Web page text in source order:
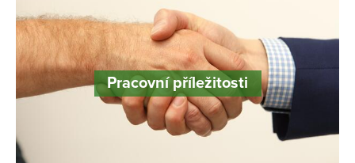
Pracovní příležitosti